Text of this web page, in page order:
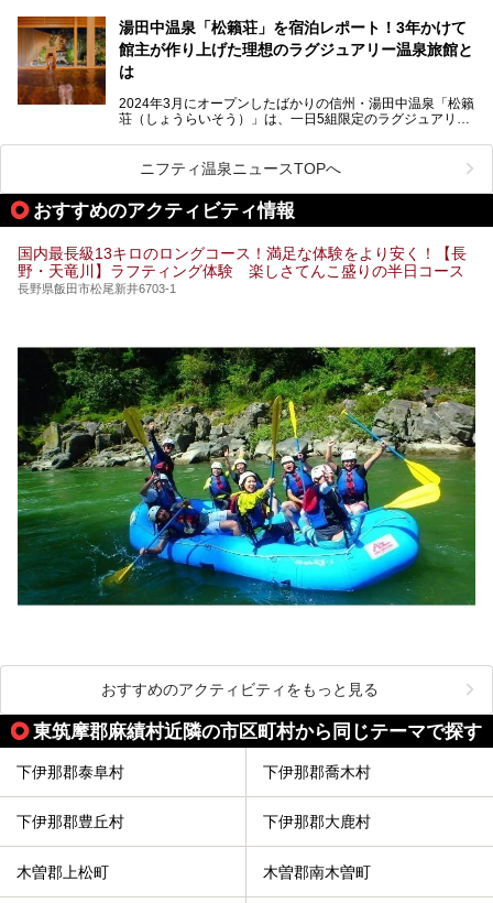
昼神温泉では、朝市などの観光スポットや、信州名物のおや
きを楽しめるグルメスポットなど、観光を楽しむにはぴった
りの場所が豊富にあります。
この記事では、昼神温泉での滞在を充実させる宿泊施設や日
帰り温泉、見どころ満載の観光・グルメスポットに加え、ア
クセス方法も順に紹介します。
湯田中温泉「松籟荘」を宿泊レポート！3年かけて
館主が作り上げた理想のラグジュアリー温泉旅館と
は
2024年3月にオープンしたばかりの信州・湯田中温泉「松籟
荘（しょうらいそう）」は、一日5組限定のラグジュアリー
ライベートに楽しめる非日常感が味わえます。また宿泊者は
道向かいの「よろづや」の大浴場「桃山風呂」や共同浴場の
「湯田中大湯」も利用ができます。
極上のお湯に浸り上質なお料理に舌鼓、特別な日に泊まりた
い湯田中温泉「松籟荘」を、実際に宿泊した目線で紹介しま
ニフティ温泉ニュースTOPへ
おすすめのアクティビティ情報
国内最長級13キロのロングコース！満足な体験をより安く！【長
野・天竜川】ラフティング体験 楽しさてんこ盛りの半日コース
長野県飯田市松尾新井6703-1
おすすめのアクティビティをもっと見る
東筑摩郡麻績村近隣の市区町村から同じテーマで探す
下伊那郡泰阜村 下伊那郡喬木村
下伊那郡豊丘村 下伊那郡大鹿村
木曽郡上松町 木曽郡南木曽町